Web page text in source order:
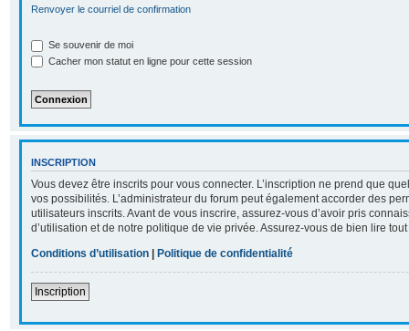
Renvoyer le courriel de confirmation
Se souvenir de moi
Cacher mon statut en ligne pour cette session
INSCRIPTION
Vous devez être inscrits pour vous connecter. L’inscription ne prend que
vos possibilités. L’administrateur du forum peut également accorder des
utilisateurs inscrits. Avant de vous inscrire, assurez-vous d’avoir pris
d’utilisation et de notre politique de vie privée. Assurez-vous de bien lire
Conditions d’utilisation | Politique de confidentialité
Inscription